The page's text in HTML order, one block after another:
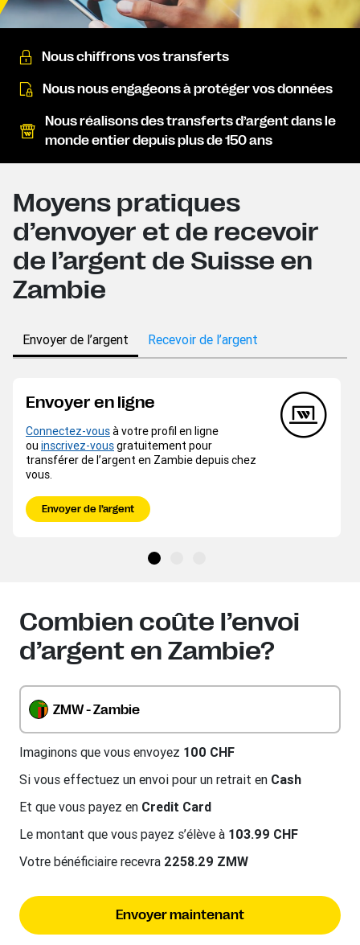
Nous chiffrons vos transferts
Nous nous engageons à protéger vos données
Nous réalisons des transferts d’argent dans le
monde entier depuis plus de 150 ans
Moyens pratiques
d’envoyer et de recevoir
de l’argent de Suisse en
Zambie
Envoyer de l’argent Recevoir de l’argent
Envoyer en ligne
Connectez-vousà votre profil en ligne
ou inscrivez-vousgratuitement pour
transférer de l’argent en Zambie depuis chez
vous.
Envoyer de l’argent
Combien coûte l’envoi
d’argent en Zambie?
ZMW - Zambie
Imaginons que vous envoyez 100 CHF
Si vous effectuez un envoi pour un retrait en Cash
Et que vous payez en Credit Card
Le montant que vous payez s’élève à 103.99 CHF
Votre bénéficiaire recevra 2258.29 ZMW
Envoyer maintenant